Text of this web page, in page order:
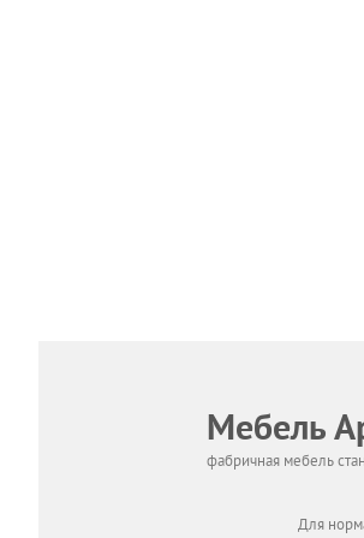
Мебель
фабричная мебель
Для